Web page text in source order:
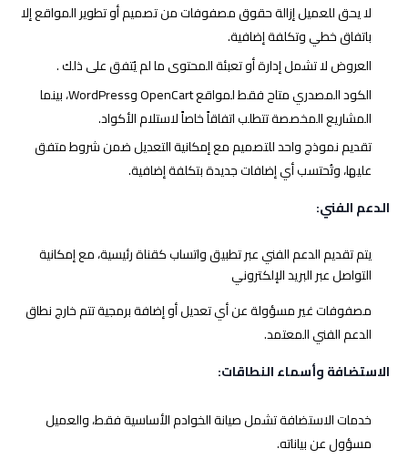
لا يحق للعميل إزالة حقوق مصفوفات من تصميم أو تطوير المواقع إلا
باتفاق خطي وتكلفة إضافية.
العروض لا تشمل إدارة أو تعبئة المحتوى ما لم يُتفق على ذلك .
الكود المصدري متاح فقط لمواقع OpenCart وWordPress، بينما
المشاريع المخصصة تتطلب اتفاقاً خاصاً لاستلام الأكواد.
تقديم نموذج واحد للتصميم مع إمكانية التعديل ضمن شروط متفق
عليها، وتُحتسب أي إضافات جديدة بتكلفة إضافية.
الدعم الفني:
يتم تقديم الدعم الفني عبر تطبيق واتساب كقناة رئيسية، مع إمكانية
التواصل عبر البريد الإلكتروني
مصفوفات غير مسؤولة عن أي تعديل أو إضافة برمجية تتم خارج نطاق
الدعم الفني المعتمد.
الاستضافة وأسماء النطاقات:
خدمات الاستضافة تشمل صيانة الخوادم الأساسية فقط، والعميل
مسؤول عن بياناته.